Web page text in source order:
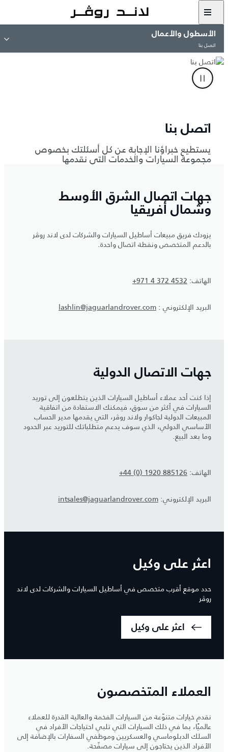
الأسطول والأعمال
اتصل بنا
اتصل بنا
يستطيع خبراؤنا الإجابة عن كل أسئلتك بخصوص
مجموعة السيارات والخدمات التي نقدمها
جهات اتصال الشرق الأوسط
وشمال أفريقيا
يزودك فريق مبيعات أساطيل السيارات والشركات لدى لاند روڤر
بالدعم المتخصص ونقطة اتصال واحدة.
الهاتف: +971 4 372 4532
البريد الإلكتروني : lashlin@jaguarlandrover.com
جهات الاتصال الدولية
إذا كنت أحد عملاء أساطيل السيارات الذين يتطلعون إلى توريد
السيارات في أكثر من سوق، فيمكنك الاستفادة من اتفاقية
المبيعات الدولية لجاكوار ولاند روڤر، التي يقدمها مدير الحساب
الأساسي الدولي، الذي سوف يدعم متطلباتك للتوريد عبر الحدود
وما بعد البيع.
الهاتف: +44 (0) 1920 885126
البريد الإلكتروني: intsales@jaguarlandrover.com
اعثر على وكيل
حدد موقع أقرب متخصص في أساطيل السيارات والشركات لدى لاند
روڤر
اعثر على وكيل
العملاء المتخصصون
نقدم خيارات متنوّعة من السيارات الفخمة والعالية القدرة للعملاء
عالميًا، بما في ذلك السيارات التي تلبي احتياجات الأفراد في
السلك الدبلوماسي والعسكريين وموظفي السفارات بالإضافة إلى
الأفراد الذين يحتاجون إلى سيارات مصفّحة.